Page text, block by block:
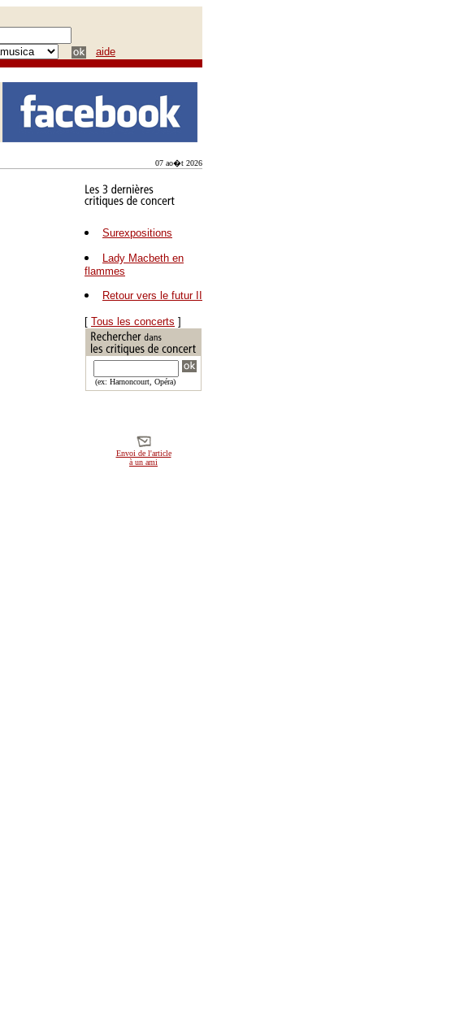
aide
07 ao�t 2026
Surexpositions
Lady Macbeth en
flammes
Retour vers le futur II
[ Tous les concerts ]
(ex: Harnoncourt, Opéra)
Envoi de l'article
à un ami